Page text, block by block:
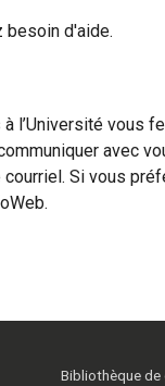
d'aide.
vous
avec
Si vous
Bibliothèque de